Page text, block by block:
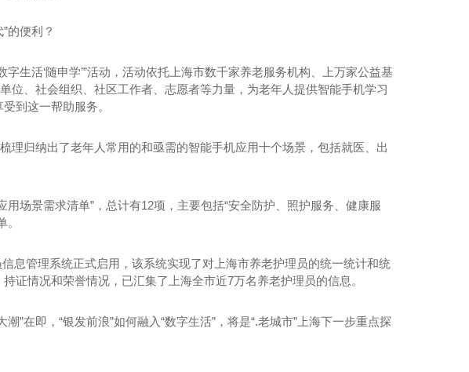
的便利？
生活‘随申学’”活动，活动依托上海市数千家养老服务机构、上万家公益基
位、社会组织、社区工作者、志愿者等力量，为老年人提供智能手机学习
到这一帮助服务。
理归纳出了老年人常用的和亟需的智能手机应用十个场景，包括就医、出
用场景需求清单”，总计有12项，主要包括“安全防护、照护服务、健康服
息管理系统正式启用，该系统实现了对上海市养老护理员的统一统计和统
证情况和荣誉情况，已汇集了上海全市近7万名养老护理员的信息。
”在即，“银发前浪”如何融入“数字生活”，将是“.老城市”上海下一步重点探